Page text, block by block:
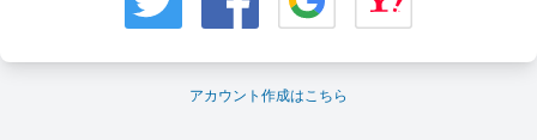
アカウント作成はこちら